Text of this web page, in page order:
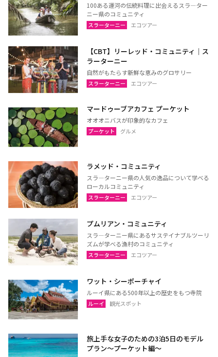
キリカン）
チャアム（ペッチャブリ
ー）
アーントーン
チャイナート
ロッブリー
ノンタブリー
パトゥムターニー
ペッチャブリー
プラチュアップキリカン
ラーチャブリー
サラブリー
シンブリー
スパンブリー
プーケット
サムイ島（スラーターニ
ー）
クラビ
ランタ島（クラビ）
トラン
カオラック（パンガー）
チュンポーン
ナラーティワート
ナコーンシータマラート
パッターニー
パッタルン
ソンクラー
スラーターニー
ヤラー
100ある運河の伝統料理に出会えるスラ―ター
ニー県のコミュニティ
スラーターニー エコツアー
【CBT】リーレッド・コミュニティ｜ス
ラーターニー
自然がもたらす新鮮な恵みのグロサリー
スラーターニー エコツアー
マードゥーブアカフェ プーケット
オオオニバスが印象的なカフェ
プーケット グルメ
ラメッド・コミュニティ
スラ―ターニー県の人気の逸品について学べる
ローカルコミュニティ
スラーターニー エコツアー
プムリアン・コミュニティ
スラ―ターニー県にあるサステイナブルツーリ
ズムが学べる漁村のコミュニティ
スラーターニー エコツアー
ワット・シーポーチャイ
ルーイ県にある500年以上の歴史をもつ寺院
ルーイ 観光スポット
旅上手な女子のための3泊5日のモデル
プラン〜プーケット編〜